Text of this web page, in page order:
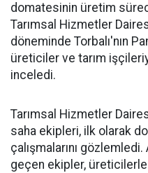
domatesinin üretim
Tarımsal Hizmetler
döneminde Torbalı'nın
üreticiler ve tarım
inceledi.
Tarımsal Hizmetler
saha ekipleri, ilk olarak
çalışmalarını
geçen ekipler,